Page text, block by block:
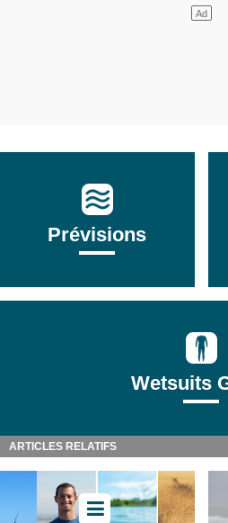
Prévisions
Wetsuits
ARTICLES RELATIFS